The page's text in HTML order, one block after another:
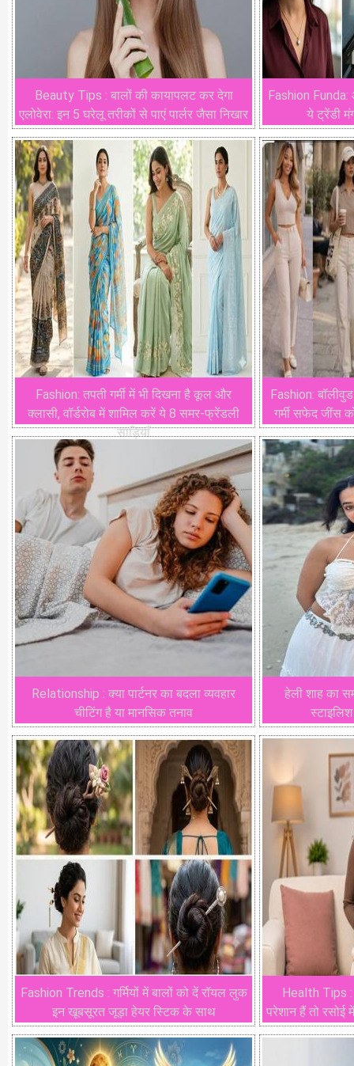
Beauty Tips : बालों की कायापलट कर देगा
एलोवेरा: इन 5 घरेलू तरीकों से पाएं पार्लर जैसा निखार
Fashion
ये ट्रेंडी
Fashion: तपती गर्मी में भी दिखना है कूल और
क्लासी, वॉर्डरोब में शामिल करें ये 8 समर-फ्रेंडली
साड़ियाँ
Fashion:
गर्मी सफेद जींस
Relationship : क्या पार्टनर का बदला व्यवहार
चीटिंग है या मानसिक तनाव
हेली शाह का
Fashion Trends : गर्मियों में बालों को दें रॉयल लुक
इन खूबसूरत जूड़ा हेयर स्टिक के साथ
Health Tips
परेशान हैं तो